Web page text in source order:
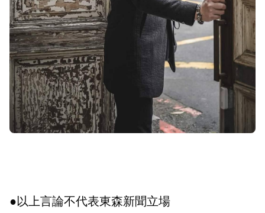
●以上言論不代表東森新聞立場